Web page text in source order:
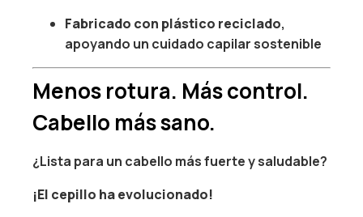
Fabricado con plástico reciclado,
apoyando un cuidado capilar sostenible
Menos rotura. Más control.
Cabello más sano.
¿Lista para un cabello más fuerte y saludable?
¡El cepillo ha evolucionado!